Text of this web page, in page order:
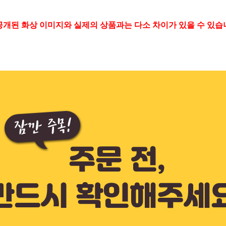
된 화상 이미지와 실제의 상품과는 다소 차이가 있을 수 있습